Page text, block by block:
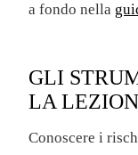
a fondo nella
GLI
LA
Conoscere i